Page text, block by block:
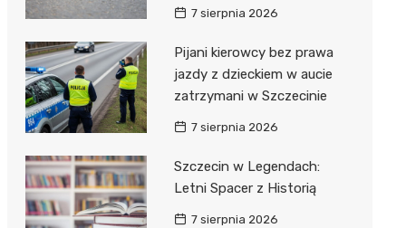
7 sierpnia 2026
Pijani kierowcy bez prawa
jazdy z dzieckiem w aucie
zatrzymani w Szczecinie
7 sierpnia 2026
Szczecin w Legendach:
Letni Spacer z Historią
7 sierpnia 2026